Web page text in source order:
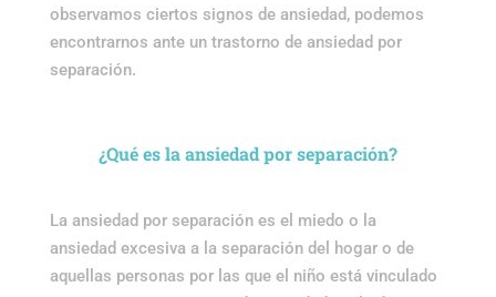
observamos ciertos signos de ansiedad, podemos
encontrarnos ante un trastorno de ansiedad por
separación.
¿Qué es la ansiedad por separación?
La ansiedad por separación es el miedo o la
ansiedad excesiva a la separación del hogar o de
aquellas personas por las que el niño está vinculado